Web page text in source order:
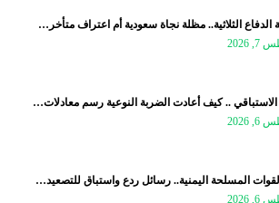
الدفاع الثلاثية.. مظلة نجاة سعودية أم اعتراف متأخر…
2026
الاستباقي .. كيف أعادت الضربة النوعية رسم معادلات…
2026
المسلحة اليمنية.. رسائل ردع واستباق للتصعيد…